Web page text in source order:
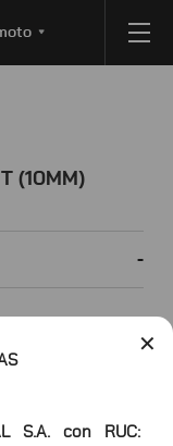
✕
S.A. con RUC:
(10MM)
-